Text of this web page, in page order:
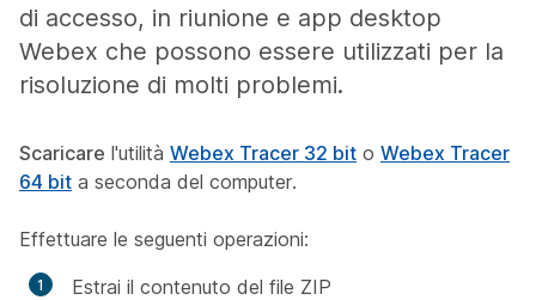
di accesso, in riunione e app desktop
Webex che possono essere utilizzati per la
risoluzione di molti problemi.
Scaricare l'utilità Webex Tracer 32 bit o Webex Tracer
64 bit a seconda del computer.
Effettuare le seguenti operazioni:
Estrai il contenuto del file ZIP